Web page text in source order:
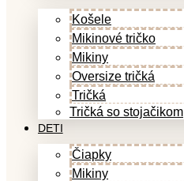
Košele
Mikinové tričko
Mikiny
Oversize tričká
Tričká
Tričká so stojačikom
DETI
Čiapky
Mikiny